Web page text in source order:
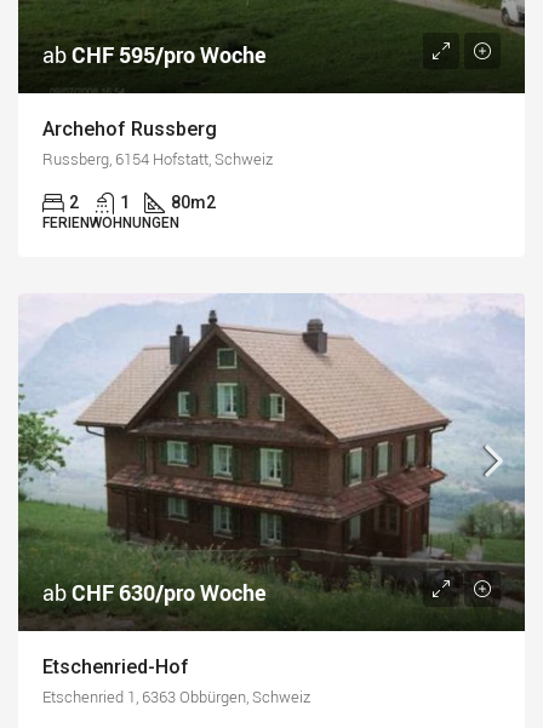
abCHF 595/pro Woche
Archehof Russberg
Russberg, 6154 Hofstatt, Schweiz
2 1 80m2
FERIENWOHNUNGEN
abCHF 630/pro Woche
Etschenried-Hof
Etschenried 1, 6363 Obbürgen, Schweiz